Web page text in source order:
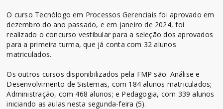
O curso Tecnólogo em Processos Gerenciais foi aprovado em
dezembro do ano passado, e em janeiro de 2024, foi
realizado o concurso vestibular para a seleção dos aprovados
para a primeira turma, que já conta com 32 alunos
matriculados.
Os outros cursos disponibilizados pela FMP são: Análise e
Desenvolvimento de Sistemas, com 184 alunos matriculados;
Administração, com 468 alunos; e Pedagogia, com 339 alunos
iniciando as aulas nesta segunda-feira (5).